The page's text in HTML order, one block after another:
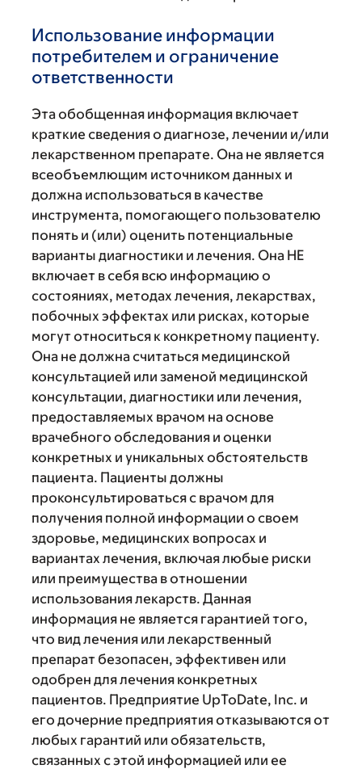
Использование информации
потребителем и ограничение
ответственности
Эта обобщенная информация включает
краткие сведения о диагнозе, лечении и/или
лекарственном препарате. Она не является
всеобъемлющим источником данных и
должна использоваться в качестве
инструмента, помогающего пользователю
понять и (или) оценить потенциальные
варианты диагностики и лечения. Она НЕ
включает в себя всю информацию о
состояниях, методах лечения, лекарствах,
побочных эффектах или рисках, которые
могут относиться к конкретному пациенту.
Она не должна считаться медицинской
консультацией или заменой медицинской
консультации, диагностики или лечения,
предоставляемых врачом на основе
врачебного обследования и оценки
конкретных и уникальных обстоятельств
пациента. Пациенты должны
проконсультироваться с врачом для
получения полной информации о своем
здоровье, медицинских вопросах и
вариантах лечения, включая любые риски
или преимущества в отношении
использования лекарств. Данная
информация не является гарантией того,
что вид лечения или лекарственный
препарат безопасен, эффективен или
одобрен для лечения конкретных
пациентов. Предприятие UpToDate, Inc. и
его дочерние предприятия отказываются от
любых гарантий или обязательств,
связанных с этой информацией или ее